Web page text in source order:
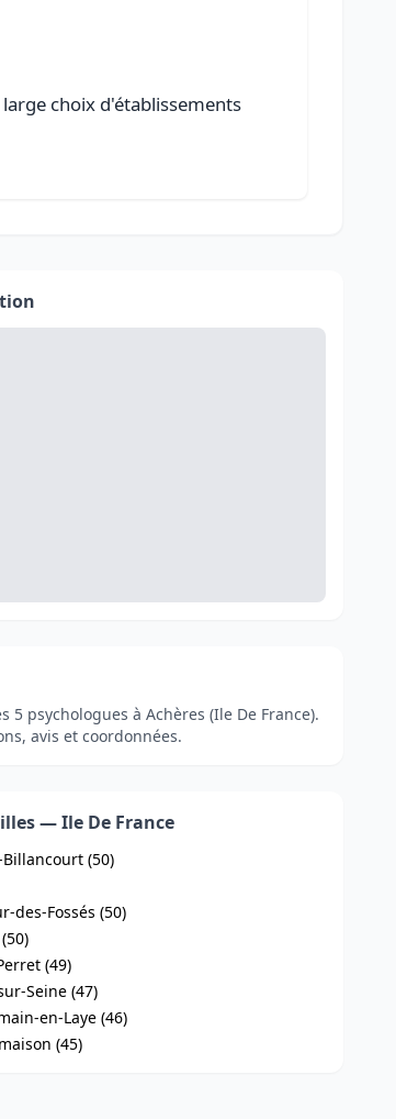
choix d'établissements
5 psychologues à Achères (Ile De France).
avis et coordonnées.
— Ile De France
(50)
des-Fossés (50)
(49)
Seine (47)
en-Laye (46)
(45)